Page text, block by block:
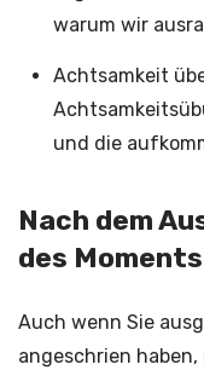
warum wir
Achtsamkeit
und die
Nach dem
des Moments
Auch wenn Sie
angeschrien